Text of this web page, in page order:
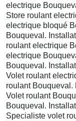
electrique
Store roulant
electrique bloqué
Bouqueval.
roulant electrique
electrique
Bouqueval.
Volet roulant
roulant Bouqueval.
Volet roulant
Bouqueval.
Specialiste volet